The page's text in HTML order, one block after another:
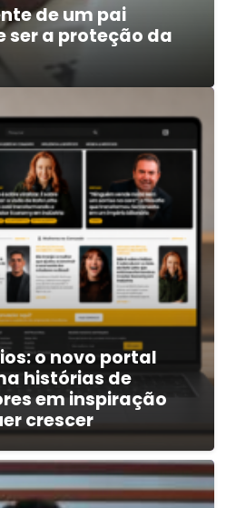
de um pai
ser a proteção da
o novo portal
histórias de
em inspiração
crescer